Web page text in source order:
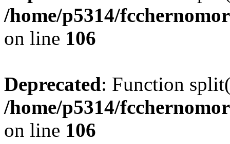
/home/p5314/
on line 106
Deprecated: Function
/home/p5314/
on line 106